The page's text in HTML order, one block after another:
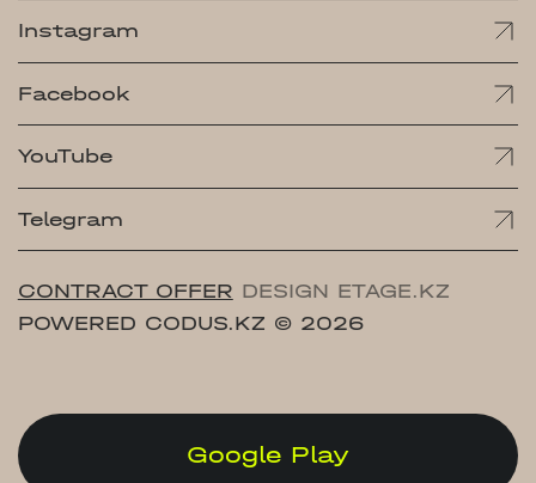
Instagram
Facebook
YouTube
Telegram
CONTRACT OFFER DESIGN ETAGE.KZ
POWERED CODUS.KZ © 2026
Google Play